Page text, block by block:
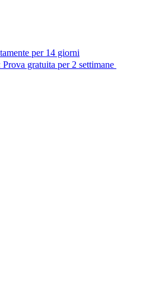
per 14 giorni
Prova gratuita per 2 settimane